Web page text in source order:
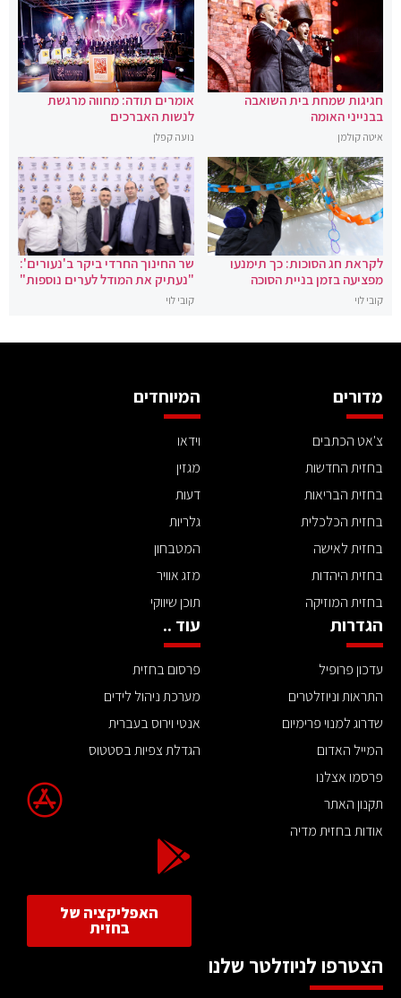
חגיגות שמחת בית השואבה
בבנייני האומה
איטה קולמן
אומרים תודה: מחווה מרגשת
לנשות האברכים
נועה קפלן
לקראת חג הסוכות: כך תימנעו
מפציעה בזמן בניית הסוכה
קובי לוי
שר החינוך החרדי ביקר ב'נעורים':
"נעתיק את המודל לערים נוספות"
קובי לוי
מדורים
צ'אט הכתבים
בחזית החדשות
בחזית הבריאות
בחזית הכלכלית
בחזית לאישה
בחזית היהדות
בחזית המוזיקה
המיוחדים
וידאו
מגזין
דעות
גלריות
המטבחון
מזג אוויר
תוכן שיווקי
הגדרות
עדכון פרופיל
התראות וניוזלטרים
שדרוג למנוי פרימיום
המייל האדום
פרסמו אצלנו
תקנון האתר
אודות בחזית מדיה
עוד ..
פרסום בחזית
מערכת ניהול לידים
אנטי וירוס בעברית
הגדלת צפיות בסטטוס
האפליקציה של
בחזית
הצטרפו לניוזלטר שלנו